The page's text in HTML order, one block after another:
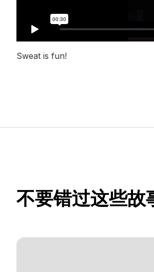
Sweat is fun!
不要错过这些故